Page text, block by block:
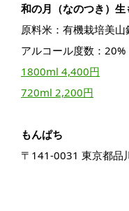
和の月（なのつき）生
原料米：有機栽培美山
アルコール度数：20%
1800ml 4,400円
720ml 2,200円
もんぱち
〒141-0031 東京都品